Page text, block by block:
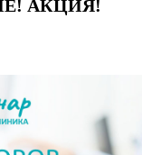
АКЦИЯ!